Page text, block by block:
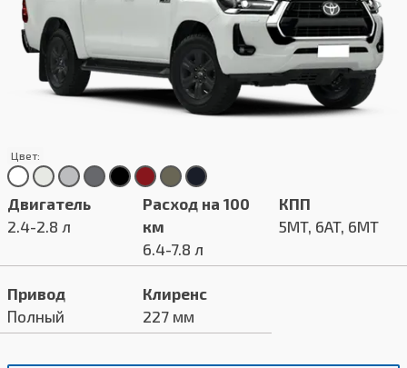
Цвет:
Двигатель
2.4-2.8 л
Расход на 100
км
6.4-7.8 л
КПП
5MT, 6AT, 6MT
Привод
Полный
Клиренс
227 мм